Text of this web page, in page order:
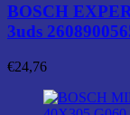
BOSCH
3uds
€24,76